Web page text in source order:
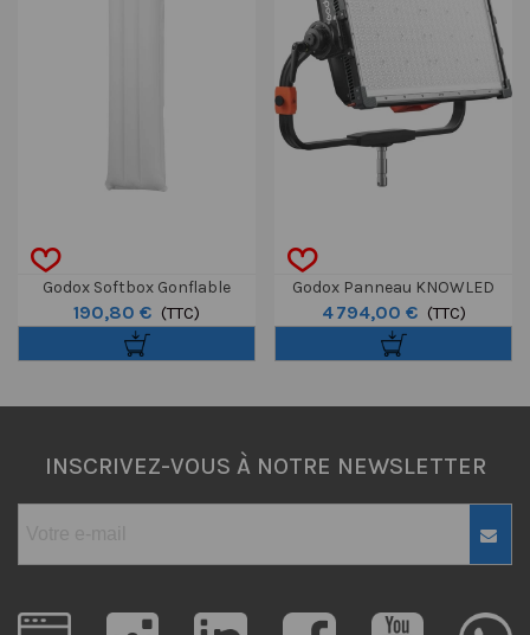
Godox Softbox Gonflable
KNOWLED Avec Grille Pour
F200SR
190,80 € (TTC)
Godox Panneau KNOWLED
P1200R HARD P8
4 794,00 € (TTC)
INSCRIVEZ-VOUS À NOTRE NEWSLETTER